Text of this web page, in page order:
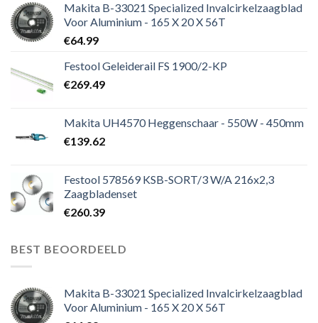
Makita B-33021 Specialized Invalcirkelzaagblad
Voor Aluminium - 165 X 20 X 56T
€64.99
Festool Geleiderail FS 1900/2-KP
€269.49
Makita UH4570 Heggenschaar - 550W - 450mm
€139.62
Festool 578569 KSB-SORT/3 W/A 216x2,3
Zaagbladenset
€260.39
BEST BEOORDEELD
Makita B-33021 Specialized Invalcirkelzaagblad
Voor Aluminium - 165 X 20 X 56T